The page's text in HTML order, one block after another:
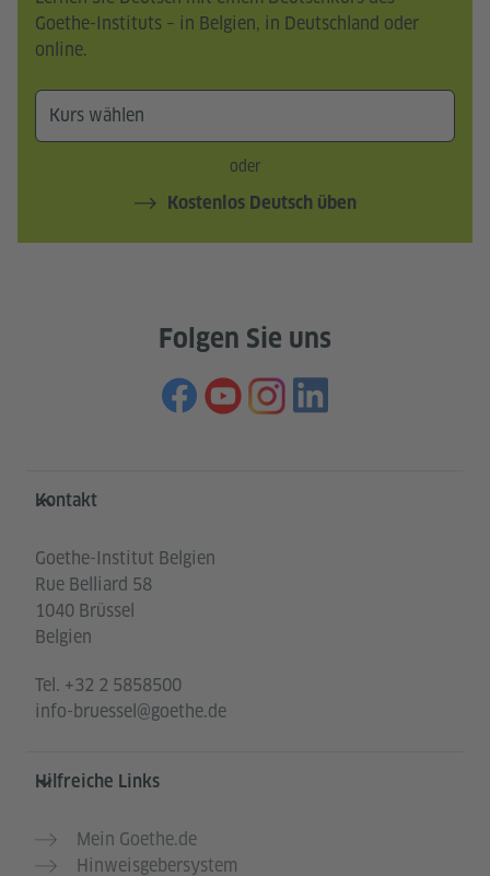
Goethe-Instituts – in Belgien, in Deutschland oder
online.
oder
Kostenlos Deutsch üben
Folgen Sie uns
Service- und Informationsbereich
Kontakt
Goethe-Institut Belgien
Rue Belliard 58
1040 Brüssel
Belgien
Tel. +32 2 5858500
info-bruessel@goethe.de
Hilfreiche Links
Mein Goethe.de
Hinweisgebersystem